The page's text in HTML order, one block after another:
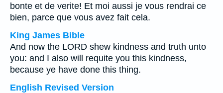
bonte et de verite! Et moi aussi je vous rendrai ce
bien, parce que vous avez fait cela.
King James Bible
And now the LORD shew kindness and truth unto
you: and I also will requite you this kindness,
because ye have done this thing.
English Revised Version